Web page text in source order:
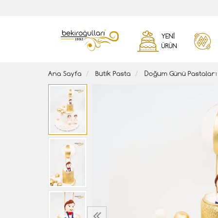
YENI
ÜRÜN
Ana Sayfa Butik Pasta Doğum Günü Pastaları